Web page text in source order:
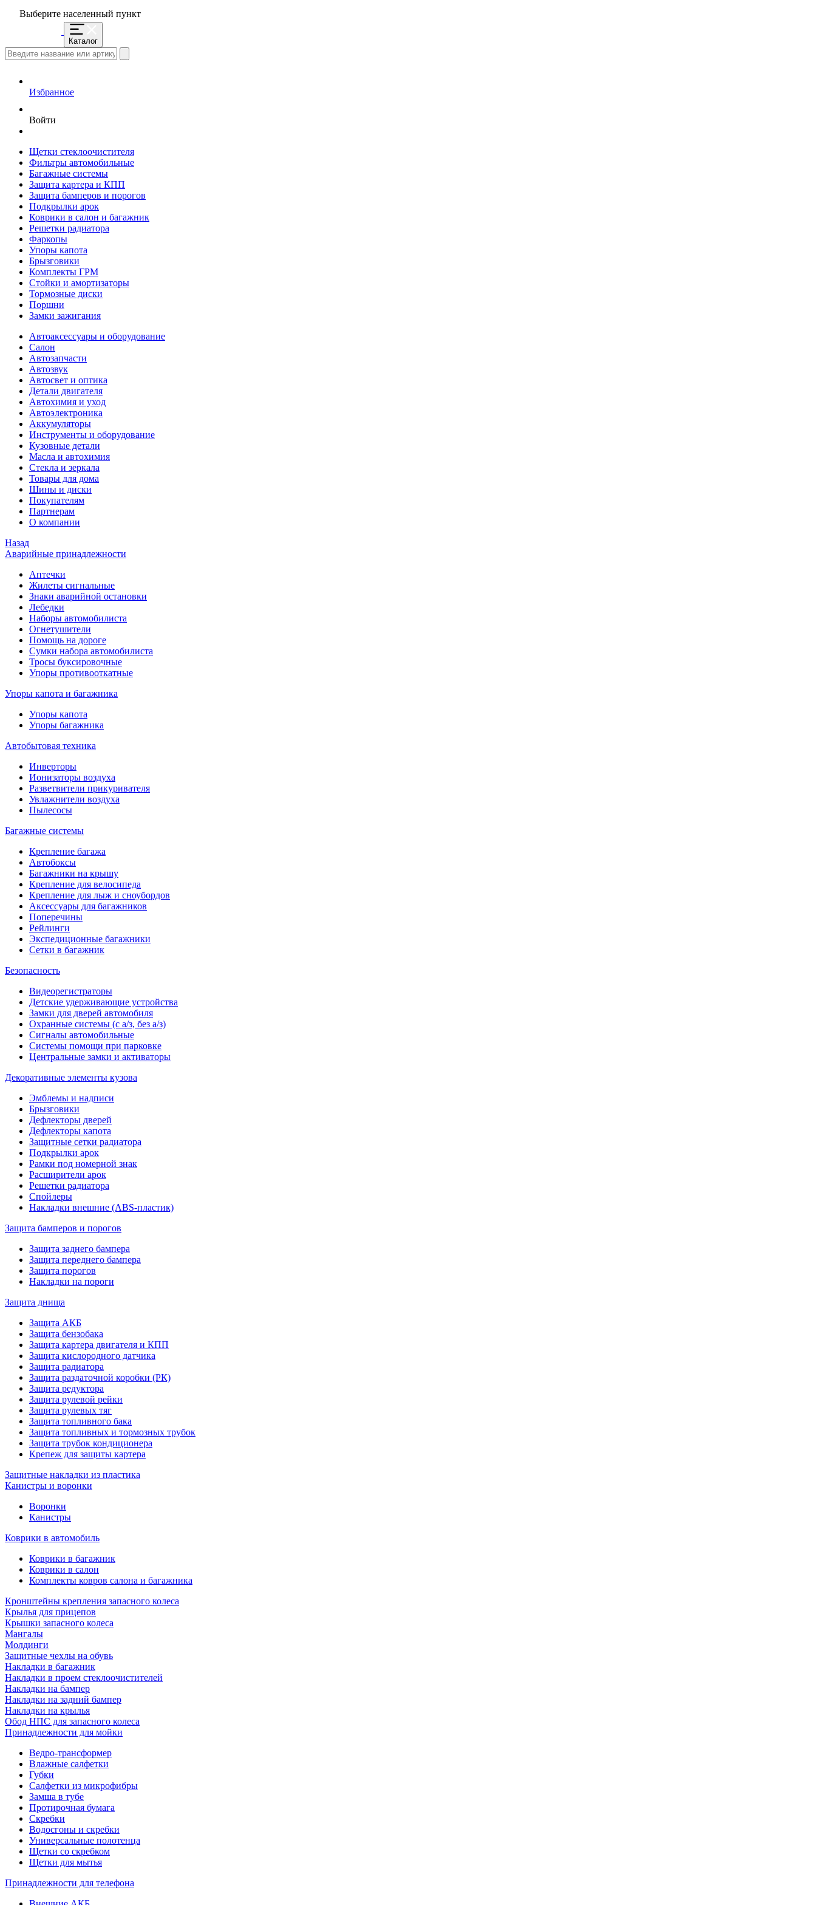
Выберите населенный пункт
Каталог
Избранное
Войти
Щетки стеклоочистителя
Фильтры автомобильные
Багажные системы
Защита картера и КПП
Защита бамперов и порогов
Подкрылки арок
Коврики в салон и багажник
Решетки радиатора
Фаркопы
Упоры капота
Брызговики
Комплекты ГРМ
Стойки и амортизаторы
Тормозные диски
Поршни
Замки зажигания
Автоаксессуары и оборудование
Салон
Автозапчасти
Автозвук
Автосвет и оптика
Детали двигателя
Автохимия и уход
Автоэлектроника
Аккумуляторы
Инструменты и оборудование
Кузовные детали
Масла и автохимия
Стекла и зеркала
Товары для дома
Шины и диски
Покупателям
Партнерам
О компании
Назад
Аварийные принадлежности
Аптечки
Жилеты сигнальные
Знаки аварийной остановки
Лебедки
Наборы автомобилиста
Огнетушители
Помощь на дороге
Сумки набора автомобилиста
Тросы буксировочные
Упоры противооткатные
Упоры капота и багажника
Упоры капота
Упоры багажника
Автобытовая техника
Инверторы
Ионизаторы воздуха
Разветвители прикуривателя
Увлажнители воздуха
Пылесосы
Багажные системы
Крепление багажа
Автобоксы
Багажники на крышу
Крепление для велосипеда
Крепление для лыж и сноубордов
Аксессуары для багажников
Поперечины
Рейлинги
Экспедиционные багажники
Сетки в багажник
Безопасность
Видеорегистраторы
Детские удерживающие устройства
Замки для дверей автомобиля
Охранные системы (с а/з, без а/з)
Сигналы автомобильные
Системы помощи при парковке
Центральные замки и активаторы
Декоративные элементы кузова
Эмблемы и надписи
Брызговики
Дефлекторы дверей
Дефлекторы капота
Защитные сетки радиатора
Подкрылки арок
Рамки под номерной знак
Расширители арок
Решетки радиатора
Спойлеры
Накладки внешние (ABS-пластик)
Защита бамперов и порогов
Защита заднего бампера
Защита переднего бампера
Защита порогов
Накладки на пороги
Защита днища
Защита АКБ
Защита бензобака
Защита картера двигателя и КПП
Защита кислородного датчика
Защита радиатора
Защита раздаточной коробки (РК)
Защита редуктора
Защита рулевой рейки
Защита рулевых тяг
Защита топливного бака
Защита топливных и тормозных трубок
Защита трубок кондиционера
Крепеж для защиты картера
Защитные накладки из пластика
Канистры и воронки
Воронки
Канистры
Коврики в автомобиль
Коврики в багажник
Коврики в салон
Комплекты ковров салона и багажника
Кронштейны крепления запасного колеса
Крылья для прицепов
Крышки запасного колеса
Мангалы
Молдинги
Защитные чехлы на обувь
Накладки в багажник
Накладки в проем стеклоочистителей
Накладки на бампер
Накладки на задний бампер
Накладки на крылья
Обод НПС для запасного колеса
Принадлежности для мойки
Ведро-трансформер
Влажные салфетки
Губки
Салфетки из микрофибры
Замша в тубе
Протирочная бумага
Скребки
Водосгоны и скребки
Универсальные полотенца
Щетки со скребком
Щетки для мытья
Принадлежности для телефона